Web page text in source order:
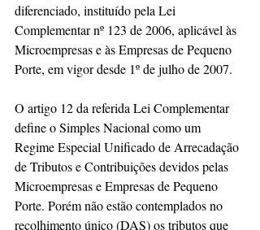
diferenciado, instituído pela Lei
Complementar nº 123 de 2006, aplicável às
Microempresas e às Empresas de Pequeno
Porte, em vigor desde 1º de julho de 2007.
O artigo 12 da referida Lei Complementar
define o Simples Nacional como um
Regime Especial Unificado de Arrecadação
de Tributos e Contribuições devidos pelas
Microempresas e Empresas de Pequeno
Porte. Porém não estão contemplados no
recolhimento único (DAS) os tributos que